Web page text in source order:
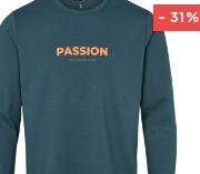
- 31%